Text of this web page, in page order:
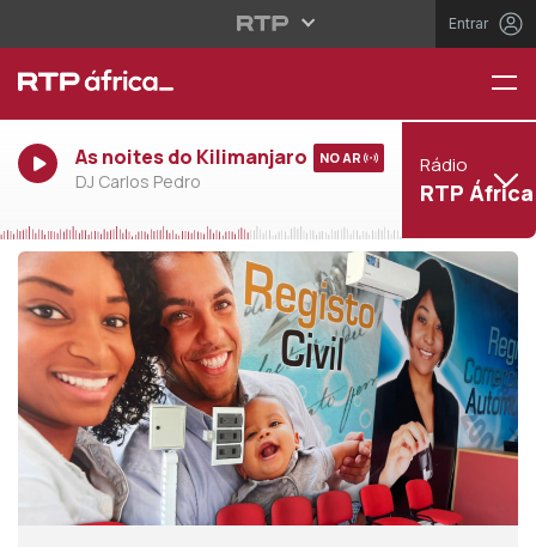
Entrar
As noites do Kilimanjaro
DJ Carlos Pedro
NO AR Rádio
RTP África